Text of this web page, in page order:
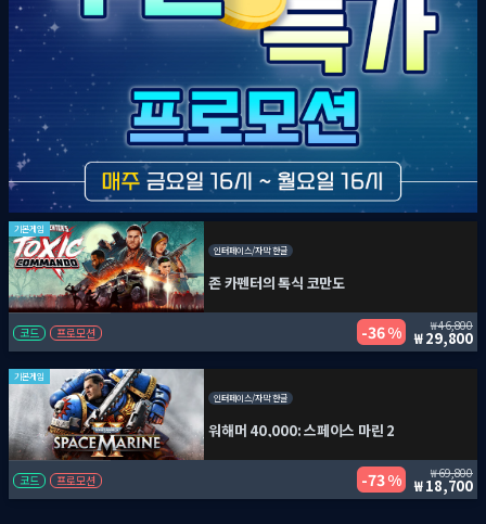
기본게임
인터페이스/자막 한글
존 카펜터의 톡식 코만도
코드 프로모션 36 % 46,800
29,800
기본게임
인터페이스/자막 한글
워해머 40,000: 스페이스 마린 2
코드 프로모션 73 % 69,800
18,700